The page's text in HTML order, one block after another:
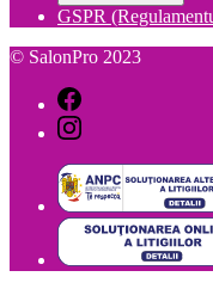
GSPR
© SalonPro 2023